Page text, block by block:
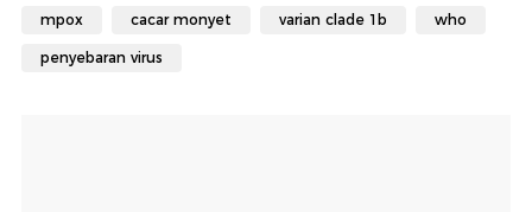
mpox cacar monyet varian clade 1b who
penyebaran virus